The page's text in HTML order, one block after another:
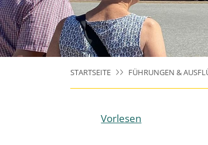
STARTSEITE FÜHRUNGEN &
Vorlesen